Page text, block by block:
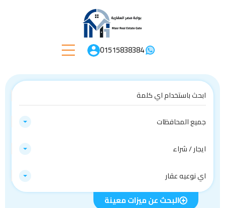
01515838384
جميع المحافظات
ايجار / شراء
اي نوعيه عقار
البحث عن ميزات معينة